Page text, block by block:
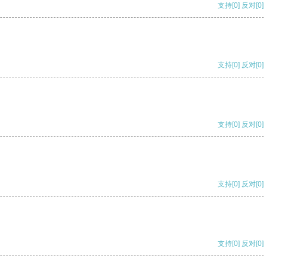
支持[0] 反对[0]
支持[0] 反对[0]
支持[0] 反对[0]
支持[0] 反对[0]
支持[0] 反对[0]